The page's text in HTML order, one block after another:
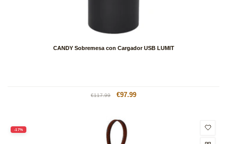
CANDY Sobremesa con Cargador USB LUMIT
Precio
€117.99
Precio
€97.99
-17%